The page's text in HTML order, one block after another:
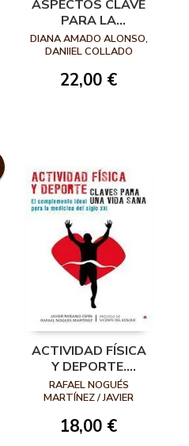
ASPECTOS CLAVE
PARA LA
OPTIMIZACIÓN DE
LA ADHERENCIA AL
DIANA AMADO ALONSO,
DANIIEL COLLADO
22,00 €
ACTIVIDAD FÍSICA
Y DEPORTE.
CLAVES PARA UNA
VIDA SANA. EL
IDEAL PARA LA
RAFAEL NOGUÉS
MARTÍNEZ / JAVIER
18,00 €